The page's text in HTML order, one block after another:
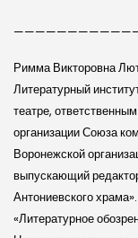
Римма Викторовна
Литературный
театре,
организации Союза
Воронежской
выпускающий
Антониевского
«Литературное